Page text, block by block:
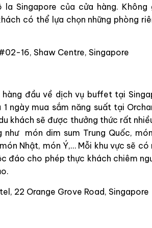
Singapore của cửa hàng.
có thể lựa chọn những phòng
16, Shaw Centre, Singapore
đầu về dịch vụ buffet tại
ngày mua sắm năng suất tại
khách sẽ được thưởng thức rất
như món dim sum Trung Quốc,
Nhật, món Ý,… Mỗi khu vực sẽ
đáo cho phép thực khách chiêm
22 Orange Grove Road, Singapore